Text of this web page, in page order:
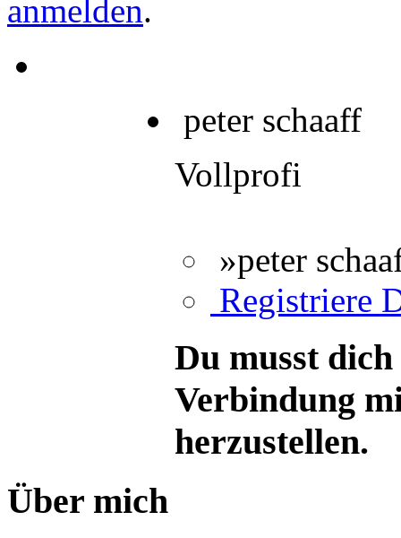
anmelden.
peter schaaff
Vollprofi
»peter
Registriere
Du musst
Verbindung
herzustellen.
Über mich